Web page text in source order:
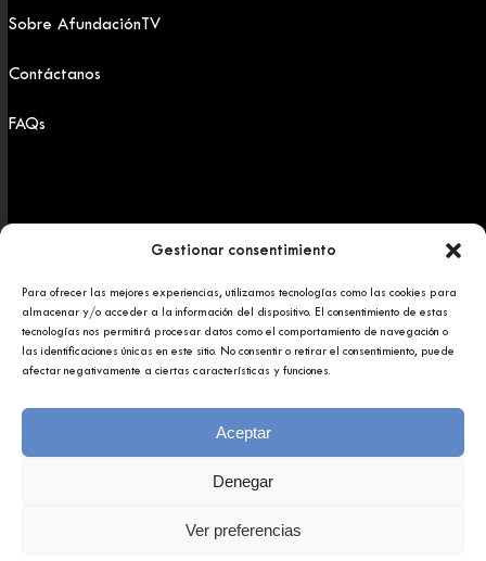
Gestionar consentimiento
Para ofrecer las mejores experiencias, utilizamos tecnologías como las cookies para
almacenar y/o acceder a la información del dispositivo. El consentimiento de estas
tecnologías nos permitirá procesar datos como el comportamiento de navegación o
las identificaciones únicas en este sitio. No consentir o retirar el consentimiento, puede
afectar negativamente a ciertas características y funciones.
Aceptar
Denegar
Ver preferencias
Sobre AfundaciónTV
Contáctanos
FAQs
Copyright 2025 © Afundación Obra Social Abanca
Política de privacidad
Aviso legal